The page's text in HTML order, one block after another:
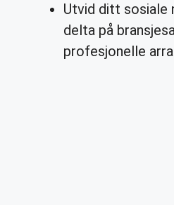
Utvid ditt sosiale
delta på
profesjonelle